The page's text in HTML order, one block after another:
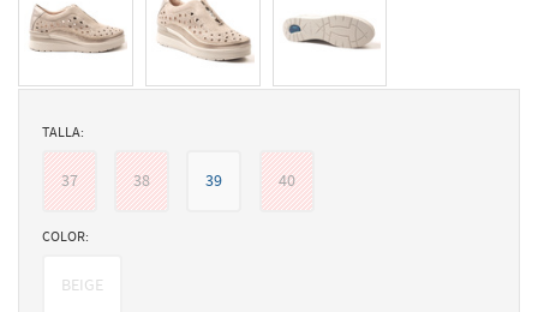
TALLA:
37 38 39 40
COLOR:
BEIGE